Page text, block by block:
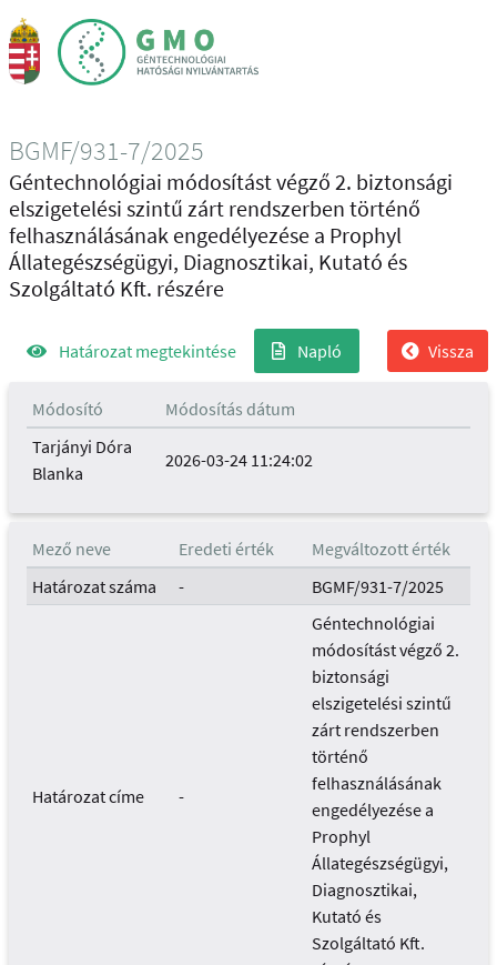
BGMF/931-7/2025
Géntechnológiai módosítást végző 2. biztonsági
elszigetelési szintű zárt rendszerben történő
felhasználásának engedélyezése a Prophyl
Állategészségügyi, Diagnosztikai, Kutató és
Szolgáltató Kft. részére
Határozat megtekintése Napló Vissza
Módosító
Módosítás dátum
Tarjányi Dóra
Blanka
2026-03-24 11:24:02
Mező neve Eredeti érték
Megváltozott érték
Határozat száma
- BGMF/931-7/2025
Határozat címe -
Géntechnológiai
módosítást végző 2.
biztonsági
elszigetelési szintű
zárt rendszerben
történő
felhasználásának
engedélyezése a
Prophyl
Állategészségügyi,
Diagnosztikai,
Kutató és
Szolgáltató Kft.